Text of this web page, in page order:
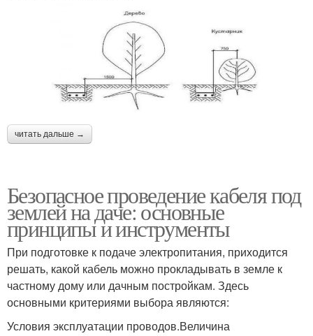
читать дальше →
Безопасное проведение кабеля под
землей на даче: основные
принципы и инструменты
При подготовке к подаче электропитания, приходится
решать, какой кабель можно прокладывать в земле к
частному дому или дачным постройкам. Здесь
основными критериями выбора являются:
Условия эксплуатации проводов.Величина